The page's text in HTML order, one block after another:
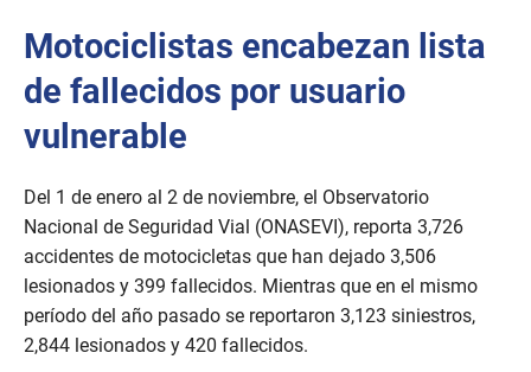
Motociclistas encabezan lista
de fallecidos por usuario
vulnerable
Del 1 de enero al 2 de noviembre, el Observatorio
Nacional de Seguridad Vial (ONASEVI), reporta 3,726
accidentes de motocicletas que han dejado 3,506
lesionados y 399 fallecidos. Mientras que en el mismo
período del año pasado se reportaron 3,123 siniestros,
2,844 lesionados y 420 fallecidos.